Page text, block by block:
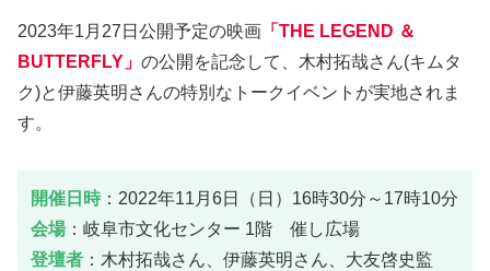
2023年1月27日公開予定の映画 「THE LEGEND ＆
BUTTERFLY」 の公開を記念して、木村拓哉さん(キムタ
ク)と伊藤英明さんの特別なトークイベントが実地されま
す。
開催日時：2022年11月6日（日）16時30分～17時10分
会場：岐阜市文化センター 1階 催し広場
登壇者 ：木村拓哉さん、伊藤英明さん、大友啓史監